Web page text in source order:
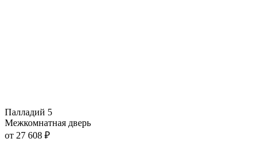
Палладий 5
Межкомнатная дверь
от 27 608 ₽